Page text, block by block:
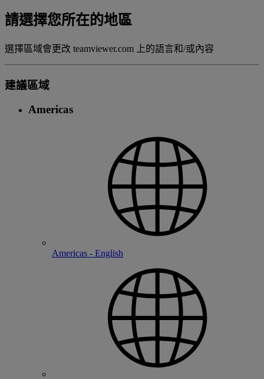
請選擇您所在的地區
選擇區域會更改 teamviewer.com 上的語言和/或內容
建議區域
Americas
Americas - English